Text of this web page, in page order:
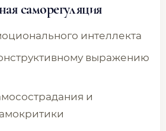
саморегуляция
интеллекта
выражению
и